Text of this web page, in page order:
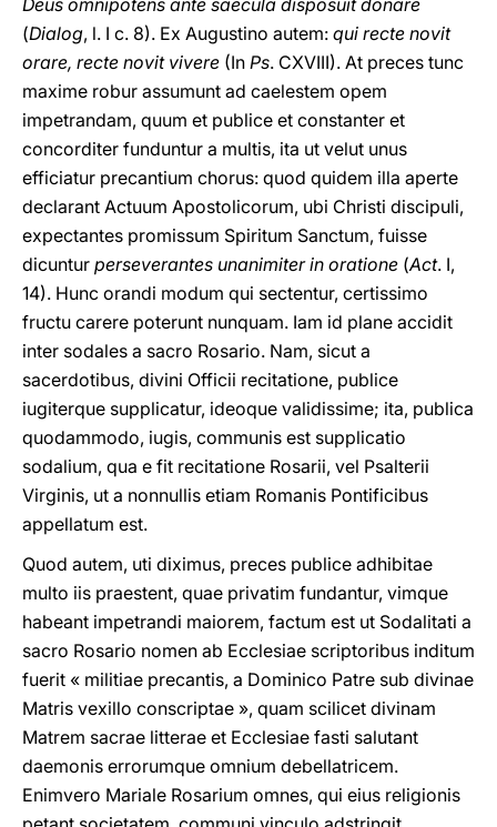
Deus omnipotens ante saecula disposuit donare
(Dialog, l. I c. 8). Ex Augustino autem: qui recte novit
orare, recte novit vivere (In Ps. CXVIII). At preces tunc
maxime robur assumunt ad caelestem opem
impetrandam, quum et publice et constanter et
concorditer funduntur a multis, ita ut velut unus
efficiatur precantium chorus: quod quidem illa aperte
declarant Actuum Apostolicorum, ubi Christi discipuli,
expectantes promissum Spiritum Sanctum, fuisse
dicuntur perseverantes unanimiter in oratione (Act. I,
14). Hunc orandi modum qui sectentur, certissimo
fructu carere poterunt nunquam. Iam id plane accidit
inter sodales a sacro Rosario. Nam, sicut a
sacerdotibus, divini Officii recitatione, publice
iugiterque supplicatur, ideoque validissime; ita, publica
quodammodo, iugis, communis est supplicatio
sodalium, qua e fit recitatione Rosarii, vel Psalterii
Virginis, ut a nonnullis etiam Romanis Pontificibus
appellatum est.
Quod autem, uti diximus, preces publice adhibitae
multo iis praestent, quae privatim fundantur, vimque
habeant impetrandi maiorem, factum est ut Sodalitati a
sacro Rosario nomen ab Ecclesiae scriptoribus inditum
fuerit « militiae precantis, a Dominico Patre sub divinae
Matris vexillo conscriptae », quam scilicet divinam
Matrem sacrae litterae et Ecclesiae fasti salutant
daemonis errorumque omnium debellatricem.
Enimvero Mariale Rosarium omnes, qui eius religionis